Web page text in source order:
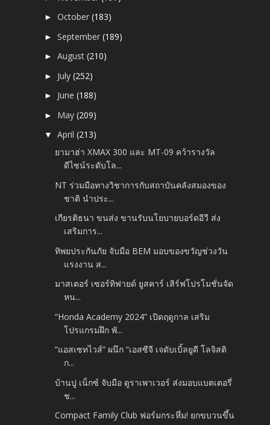
►October(183)
►September(189)
►August(210)
► July(252)
► June(188)
► May(209)
▼April(213)
ยามาฮ่า XMAX 300 และ MT-09 คว้ารางวัล
ดีไซน์ระดับโล...
NT ร่วมมือทางวิชาการกับสถาบันคลังสมองของ
ชาติ นำประ...
เกียรติธนา ขนส่ง ขานรับนโยบายบอร์ดอีวี ส่ง
เสริมการ...
ทิพยประกันภัย จับมือ BEM มอบของขวัญช่วงวัน
แรงงาน ส...
มาสเตอร์ เซอร์ทิฟายด์ ยูสคาร์ เสิร์ฟโปรโมชั่นจัด
หน...
“Honda Academy 2024” เปิดฤดูกาล เสริม
โปรแกรมฝึก พั...
“แอสเซทไวส์” ผนึก “เอสซีจี เจดับเบิ้ลยูดี โลจิสติ
ก...
บ้านปู เน็กซ์ จับมือ ดูราเพาเวอร์ ส่งมอบแบตเตอรี่
ช...
Compact Family Club ฟอร์มกระหึ่ม! ยกขบวนขึ้น